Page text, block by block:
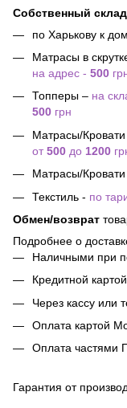
Собственный
по Харькову к
Матрасы в
на адрес - 500
Топперы – на
500 грн
Матрасы/
от500 до 1200
Матрасы/
Текстиль - по
Обмен/возврат
Подробнее о
Наличными при
Кредитной
Через кассу или
Оплата картой
Оплата частями
Гарантия от